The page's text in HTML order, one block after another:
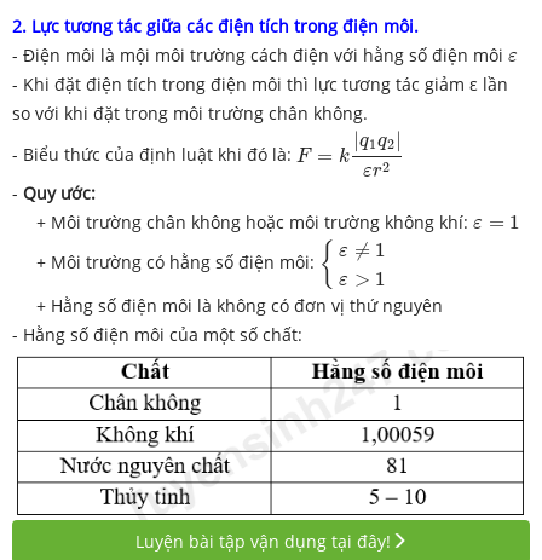
2. Lực tương tác giữa các điện tích trong điện môi.
- Điện môi là mội môi trường cách điện với hằng số điện môi ε
ε
- Khi đặt điện tích trong điện môi thì lực tương tác giảm ε lần
so với khi đặt trong môi trường chân không.
- Biểu thức của định luật khi đó là: F = k
|q1q2 |
εr2
F =k|q1q |
- Quy ước:
+ Môi trường chân không hoặc môi trường không khí: ε = 1
ε =1
+ Môi trường có hằng số điện môi: { ε ≠ 1
ε > 1
{ε≠1ε>1
+ Hằng số điện môi là không có đơn vị thứ nguyên
- Hằng số điện môi của một số chất:
Luyện bài tập vận dụng tại đây!